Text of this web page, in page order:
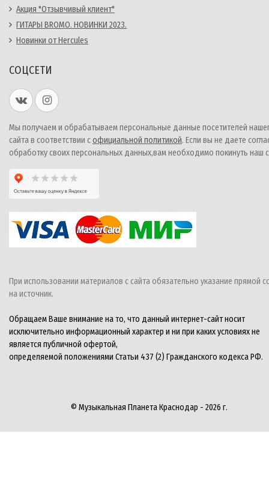
Акция "Отзывчивый клиент"
ГИТАРЫ BROMO. НОВИНКИ 2023.
Новинки от Hercules
СОЦСЕТИ
Мы получаем и обрабатываем персональные данные посетителей
сайта в соответствии софициальной политикой. Если вы не даете
обработку своих персональных данных,вам необходимо покинуть наш
При использовании материалов с сайта обязательно указание прямой
на источник.
Обращаем Ваше внимание на то, что данный интернет-сайт носит
исключительно информационный характер и ни при каких условиях не
является публичной офертой,
определяемой положениями Статьи 437 (2) Гражданского кодекса РФ.
© Музыкальная Планета Краснодар - 2026 г.